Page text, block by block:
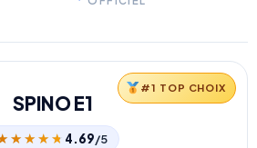
SPINO E1
4.69/5
#1 TOP CHOIX